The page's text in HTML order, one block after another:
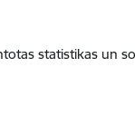
statistikas un